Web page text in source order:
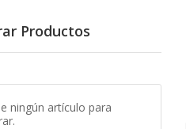
Productos
ningún artículo para